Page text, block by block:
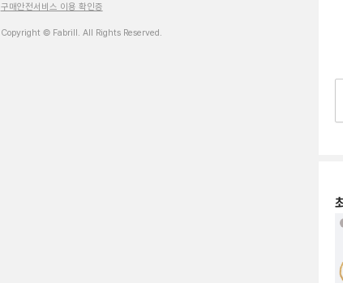
구매안전서비스 이용 확인증
Copyright © Fabrill. All Rights Reserved.